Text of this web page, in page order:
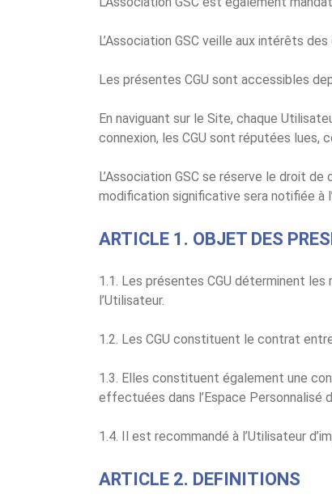
L’Association GSC veille aux intérêts
Les présentes CGU sont accessibles
En naviguant sur le Site, chaque
connexion, les CGU sont réputées lues,
L’Association GSC se réserve le droit
modification significative sera notifiée à
ARTICLE 1. OBJET DES
1.1. Les présentes CGU déterminent
l’Utilisateur.
1.2. Les CGU constituent le contrat
1.3. Elles constituent également une
effectuées dans l’Espace Personnalisé
1.4. Il est recommandé à l’Utilisateur
ARTICLE 2. DEFINITIONS